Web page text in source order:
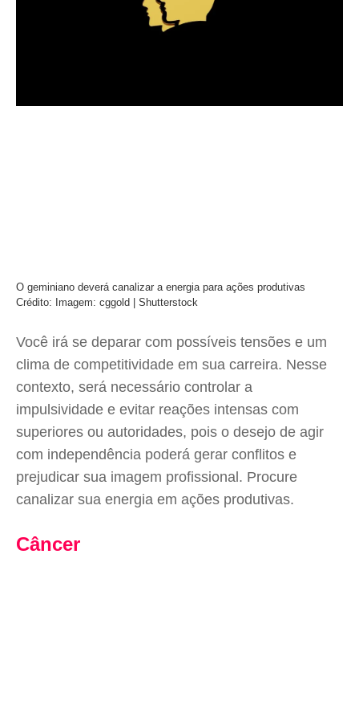
O geminiano deverá canalizar a energia para ações produtivas
Crédito: Imagem: cggold | Shutterstock
Você irá se deparar com possíveis tensões e um
clima de competitividade em sua carreira. Nesse
contexto, será necessário controlar a
impulsividade e evitar reações intensas com
superiores ou autoridades, pois o desejo de agir
com independência poderá gerar conflitos e
prejudicar sua imagem profissional. Procure
canalizar sua energia em ações produtivas.
Câncer